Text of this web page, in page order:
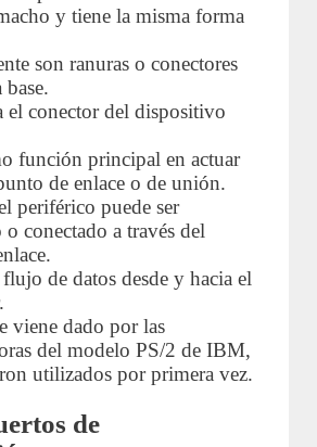
y tiene la misma forma
son ranuras o conectores
base.
el conector del dispositivo
función principal en actuar
de enlace o de unión.
periférico puede ser
conectado a través del
de datos desde y hacia el
viene dado por las
del modelo PS/2 de IBM,
utilizados por primera vez.
de